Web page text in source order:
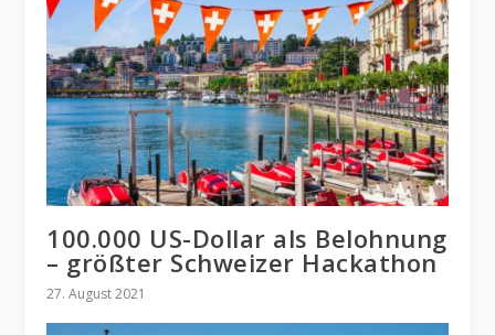
100.000 US-Dollar als Belohnung
– größter Schweizer Hackathon
27. August 2021